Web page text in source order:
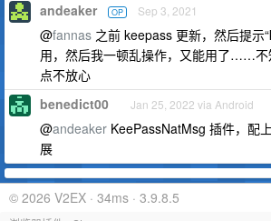
andeaker OP Sep 3, 2021
@fannas 之前 keepass 更新，然后提示
用，然后我一顿乱操作，又能用了……不
点不放心
benedict00 Jan 25, 2022 via Android
@andeaker KeePassNatMsg 插件，配
展
© 2026 V2EX · 34ms · 3.9.8.5